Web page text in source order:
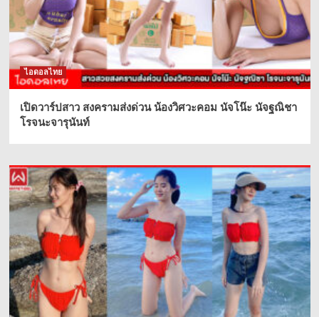
ไอดอลไทย
เปิดวาร์ปสาว สงครามส่งด่วน น้องวิศวะคอม นัจโน๊ะ นัจฐณิชา
โรจนะจารุนันท์